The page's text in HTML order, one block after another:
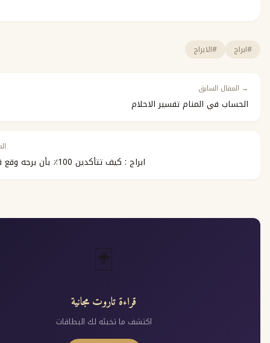
المنام تفسير الاحلام
ابراج : كيف تتأكدين 100٪ بأن برجه وقع في غرامك ؟
قراءة تاروت مجانية
اكتشف ما تخبئه لك البطاقات